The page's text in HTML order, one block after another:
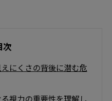
次
にくさの背後に潜む危
視力の重要性を理解し